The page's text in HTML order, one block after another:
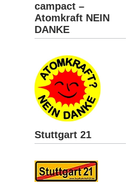
campact –
Atomkraft NEIN
DANKE
Stuttgart 21